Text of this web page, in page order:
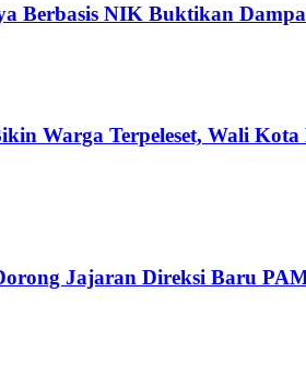
Berbasis NIK Buktikan
Warga Terpeleset, Wali
Jajaran Direksi Baru